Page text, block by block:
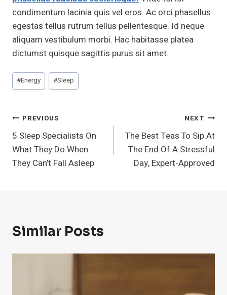
condimentum lacinia quis vel eros. Ac orci phasellus
egestas tellus rutrum tellus pellentesque. Id neque
aliquam vestibulum morbi. Hac habitasse platea
dictumst quisque sagittis purus sit amet.
Post
Tags:
#Energy #Sleep
Post
Navigation
PREVIOUS
5 Sleep Specialists On
What They Do When
They Can’t Fall Asleep
NEXT
The Best Teas To Sip At
The End Of A Stressful
Day, Expert-Approved
Similar Posts